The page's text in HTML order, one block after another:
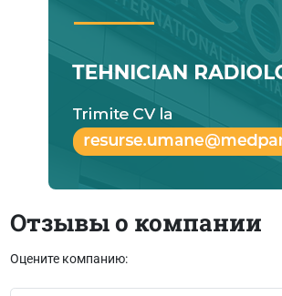
Отзывы о компании
Оцените компанию: